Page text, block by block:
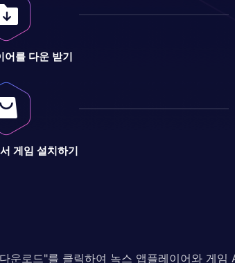
어를 다운 받기
게임 설치하기
운로드"를 클릭하여 녹스 앱플레이어와 게